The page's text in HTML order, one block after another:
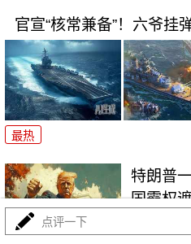
官宣“核常兼备”！六爷挂
最热
特朗普
国霸权
最热
点评一下